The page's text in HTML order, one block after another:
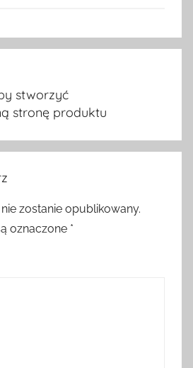
stworzyć
stronę produktu
zostanie opublikowany.
oznaczone *